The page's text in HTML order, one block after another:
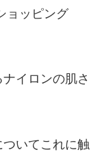
ョッピング
イロンの肌さ
いてこれに触